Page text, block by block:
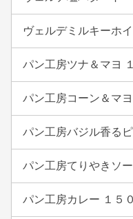
ヴェルデミルキーホ
パン工房ツナ＆マヨ
パン工房コーン＆マ
パン工房バジル香る
パン工房てりやきソ
パン工房カレー １５